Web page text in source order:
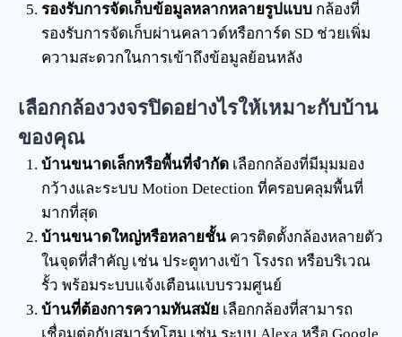
รองรับการจัดเก็บข้อมูลหลากหลายรูปแบบกล้องที่
รองรับการจัดเก็บผ่านคลาวด์หรือการ์ด SD ช่วยเพิ่ม
ความสะดวกในการเข้าถึงข้อมูลย้อนหลัง
เลือกกล้องวงจรปิดอย่างไรให้เหมาะกับบ้าน
ของคุณ
บ้านขนาดเล็กหรือพื้นที่จำกัดเลือกกล้องที่มีมุมมอง
กว้างและระบบ Motion Detection ที่ครอบคลุมพื้นที่
มากที่สุด
บ้านขนาดใหญ่หรือหลายชั้นควรติดตั้งกล้องหลายตัว
ในจุดที่สำคัญ เช่น ประตูทางเข้า โรงรถ หรือบริเวณ
รั้ว พร้อมระบบแจ้งเตือนแบบรวมศูนย์
บ้านที่ต้องการความทันสมัยเลือกกล้องที่สามารถ
เชื่อมต่อกับสมาร์ทโฮม เช่น ระบบ Alexa หรือ Google